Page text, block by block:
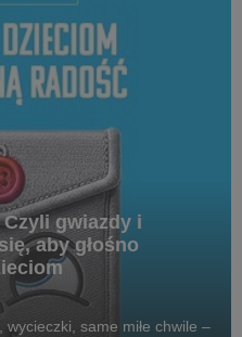
gwiazdy i
aby głośno
same miłe chwile –